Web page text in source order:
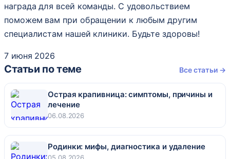
награда для всей команды. С удовольствием
поможем вам при обращении к любым другим
специалистам нашей клиники. Будьте здоровы!
7 июня 2026
Статьи по теме Все статьи →
Острая крапивница: симптомы, причины и
лечение
06.08.2026
Родинки: мифы, диагностика и удаление